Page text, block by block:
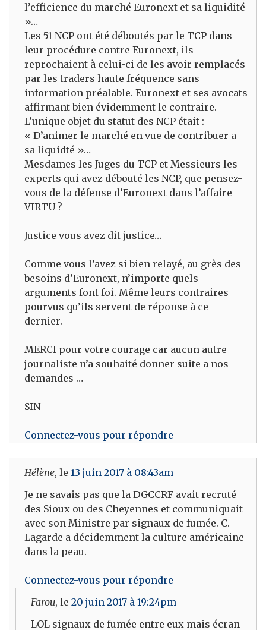
l’efficience du marché Euronext et sa liquidité
»…
Les 51 NCP ont été déboutés par le TCP dans
leur procédure contre Euronext, ils
reprochaient à celui-ci de les avoir remplacés
par les traders haute fréquence sans
information préalable. Euronext et ses avocats
affirmant bien évidemment le contraire.
L’unique objet du statut des NCP était :
« D’animer le marché en vue de contribuer a
sa liquidté »…
Mesdames les Juges du TCP et Messieurs les
experts qui avez débouté les NCP, que pensez-
vous de la défense d’Euronext dans l’affaire
VIRTU ?
Justice vous avez dit justice…
Comme vous l’avez si bien relayé, au grès des
besoins d’Euronext, n’importe quels
arguments font foi. Même leurs contraires
pourvus qu’ils servent de réponse à ce
dernier.
MERCI pour votre courage car aucun autre
journaliste n’a souhaité donner suite a nos
demandes …
SIN
Connectez-vous pour répondre
Hélène, le 13 juin 2017 à 08:43am
Je ne savais pas que la DGCCRF avait recruté
des Sioux ou des Cheyennes et communiquait
avec son Ministre par signaux de fumée. C.
Lagarde a décidemment la culture américaine
dans la peau.
Connectez-vous pour répondre
Farou, le 20 juin 2017 à 19:24pm
LOL signaux de fumée entre eux mais écran